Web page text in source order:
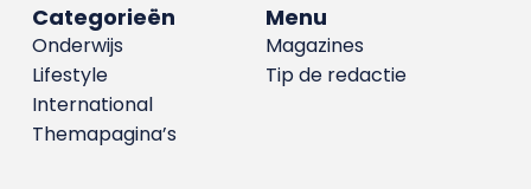
Menu
Magazines
Tip de redactie
Categorieën
Onderwijs
Lifestyle
International
Themapagina’s